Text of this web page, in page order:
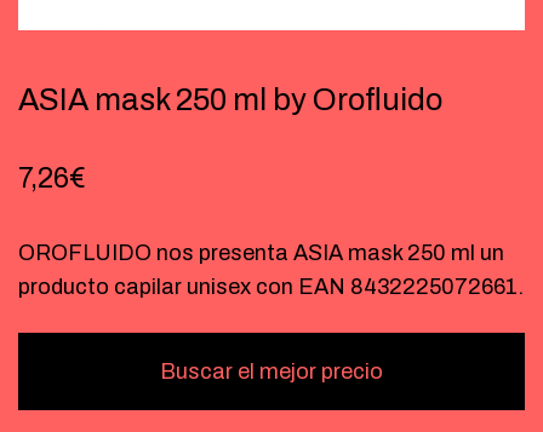
ASIA mask 250 ml by Orofluido
7,26€
OROFLUIDO nos presenta ASIA mask 250 ml un
producto capilar unisex con EAN 8432225072661.
Buscar el mejor precio